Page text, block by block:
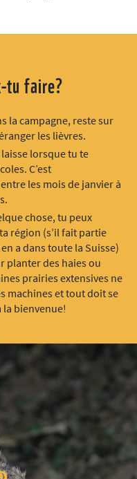
tu faire?
la campagne, reste sur
les lièvres.
lorsque tu te
C’est
les mois de janvier à
chose, tu peux
région (s’il fait partie
a dans toute la Suisse)
planter des haies ou
prairies extensives ne
machines et tout doit se
la bienvenue!